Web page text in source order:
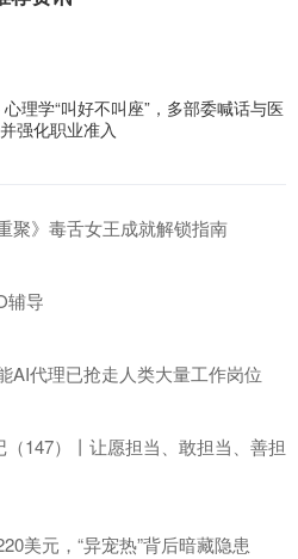
理学“叫好不叫座”，多部委喊话与医
强化职业准入
聚》毒舌女王成就解锁指南
辅导
AI代理已抢走人类大量工作岗位
（147）丨让愿担当、敢担当、善担
美元，“异宠热”背后暗藏隐患